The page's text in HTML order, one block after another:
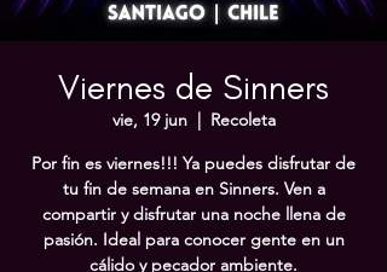
Viernes de Sinners
vie, 19 jun
  |
Recoleta
Por fin es viernes!!! Ya puedes disfrutar de
tu fin de semana en Sinners. Ven a
compartir y disfrutar una noche llena de
pasión. Ideal para conocer gente en un
cálido y pecador ambiente.